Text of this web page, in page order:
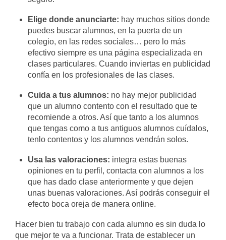
Elige donde anunciarte: hay muchos sitios donde
puedes buscar alumnos, en la puerta de un
colegio, en las redes sociales… pero lo más
efectivo siempre es una página especializada en
clases particulares. Cuando inviertas en publicidad
confía en los profesionales de las clases.
Cuida a tus alumnos: no hay mejor publicidad
que un alumno contento con el resultado que te
recomiende a otros. Así que tanto a los alumnos
que tengas como a tus antiguos alumnos cuídalos,
tenlo contentos y los alumnos vendrán solos.
Usa las valoraciones: integra estas buenas
opiniones en tu perfil, contacta con alumnos a los
que has dado clase anteriormente y que dejen
unas buenas valoraciones. Así podrás conseguir el
efecto boca oreja de manera online.
Hacer bien tu trabajo con cada alumno es sin duda lo
que mejor te va a funcionar. Trata de establecer un